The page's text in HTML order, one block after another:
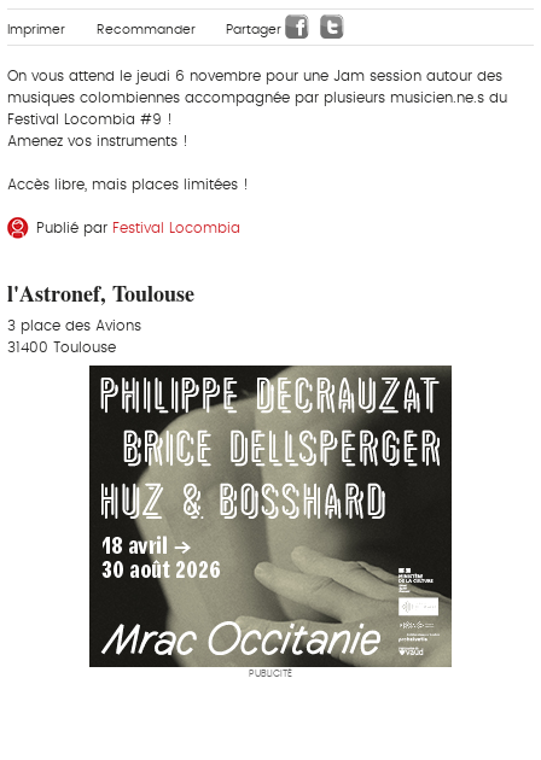
Imprimer Recommander Partager
On vous attend le jeudi 6 novembre pour une Jam session autour des
musiques colombiennes accompagnée par plusieurs musicien.ne.s du
Festival Locombia #9 !
Amenez vos instruments !
Accès libre, mais places limitées !
Publié par Festival Locombia
l'Astronef, Toulouse
3 place des Avions
31400 Toulouse
PUBLICITÉ